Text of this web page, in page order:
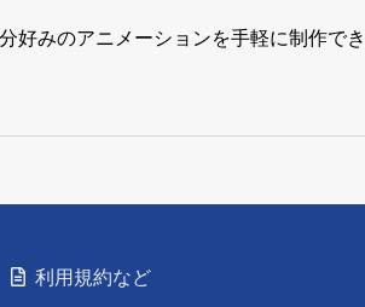
みのアニメーションを手軽に制作でき
利用規約など